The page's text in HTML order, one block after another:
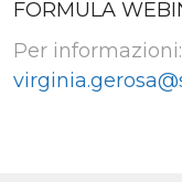
FORMULA
Per informazioni: